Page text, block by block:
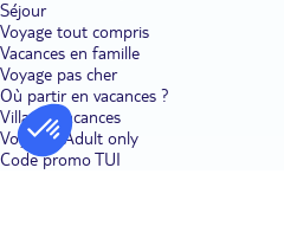
Séjour
Voyage tout compris
Vacances en famille
Voyage pas cher
Où partir en vacances ?
Villages vacances
Voyages Adult only
Code promo TUI